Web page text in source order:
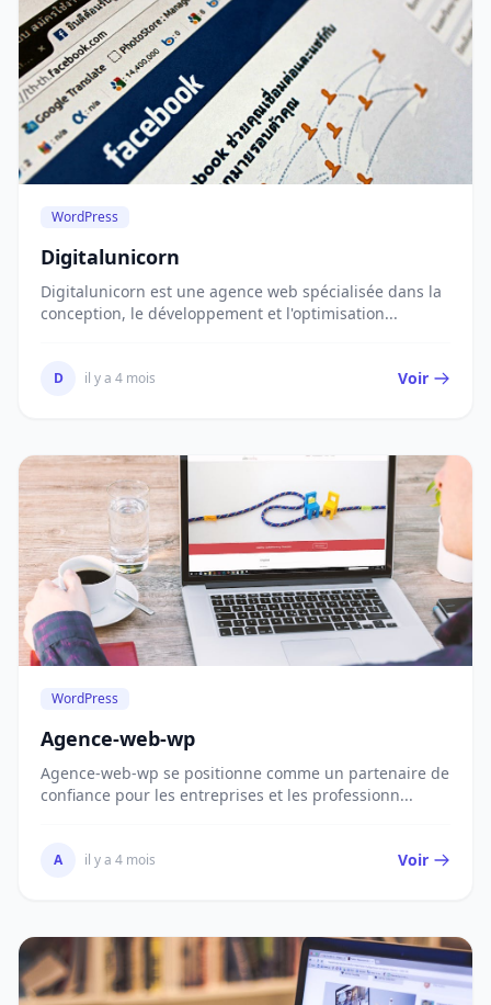
WordPress
Digitalunicorn
Digitalunicorn est une agence web spécialisée dans la
conception, le développement et l'optimisation...
D il y a 4 mois Voir
WordPress
Agence-web-wp
Agence-web-wp se positionne comme un partenaire de
confiance pour les entreprises et les professionn...
A il y a 4 mois Voir